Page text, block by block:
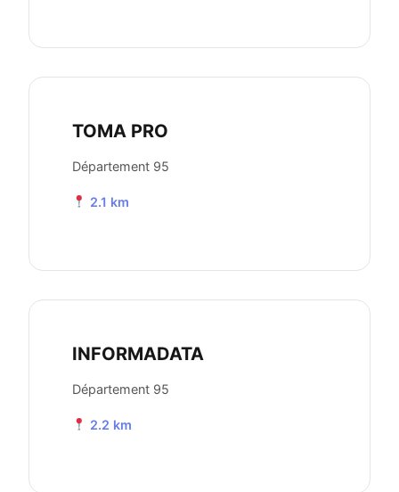
TOMA PRO
Département 95
2.1 km
INFORMADATA
Département 95
2.2 km